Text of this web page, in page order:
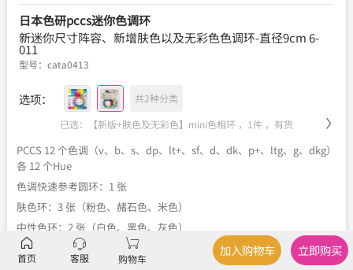
日本色研pccs迷你色调环
新迷你尺寸阵容、新增肤色以及无彩色色调环-直径9cm 6-
011
型号： cata0413
选项：
共2种分类
已选：【新版+肤色及无彩色】mini色相环 ，1件 ， 有货
PCCS 12 个色调（v、b、s、dp、lt+、sf、d、dk、p+、ltg、g、dkg）
各 12 个Hue
色调快速参考圆环：1 张
肤色环：3 张（粉色、赭石色、米色）
中性色环：2 张（白色、黑色、灰色）
首页 客服 购物车
加入购物车 立即购买